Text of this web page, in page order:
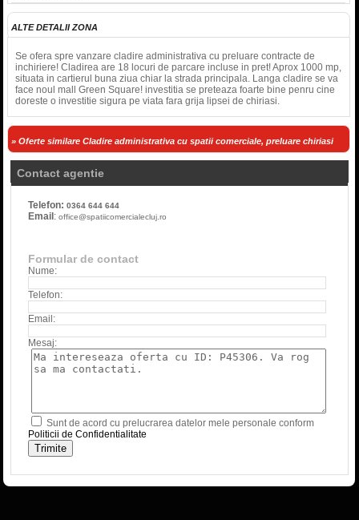
ALTE DETALII ZONA
Se ofera spre vanzare cladire administrativa cu preluare contracte de
inchiriere! Cladirea are 18 locuri de parcare incluse in pret! Aprox 1000 mp,
situata in cartierul buna ziua chiar la strada principala. Langa cladire se va
face noul mall Green Square! investitia se preteaza foarte bine penru cine
doreste o investitie sigura pe viata fara grija lipsei de chiriasi.
» Oferte similare Cladire administrativa cu spatii comerciale, preluare chiriasi
Contact agentie
Telefon:0364 644 644
Email:office@spatiicomercialecluj.ro
Formular de contact
Nume:
Telefon:
Email:
Mesaj:
Sunt de acord cu prelucrarea datelor mele personale conform
Politicii de Confidentialitate